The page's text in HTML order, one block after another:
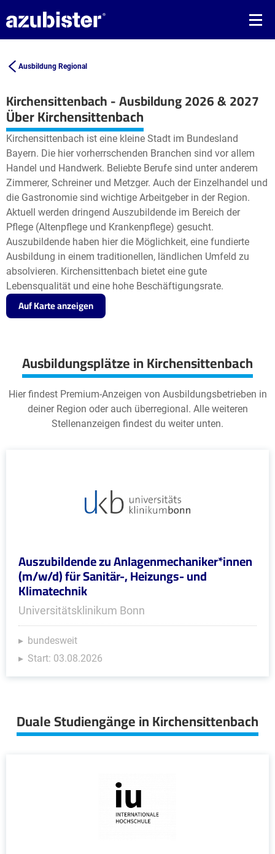
Ausbildung Regional
Kirchensittenbach - Ausbildung 2026 & 2027
+
−
Leaflet| ©OpenStreetMap2 contributors
Über Kirchensittenbach
Kirchensittenbach ist eine kleine Stadt im Bundesland
Bayern. Die hier vorherrschenden Branchen sind vor allem
Handel und Handwerk. Beliebte Berufe sind unter anderem
Zimmerer, Schreiner und Metzger. Auch der Einzelhandel und
die Gastronomie sind wichtige Arbeitgeber in der Region.
Aktuell werden dringend Auszubildende im Bereich der
Pflege (Altenpflege und Krankenpflege) gesucht.
Auszubildende haben hier die Möglichkeit, eine fundierte
Ausbildung in einem traditionellen, ländlichen Umfeld zu
absolvieren. Kirchensittenbach bietet eine gute
Lebensqualität und eine hohe Beschäftigungsrate.
Auf Karte anzeigen
Ausbildungsplätze in Kirchensittenbach
Hier findest Premium-Anzeigen von Ausbildungsbetrieben in
deiner Region oder auch überregional. Alle weiteren
Stellenanzeigen findest du weiter unten.
Auszubildende zu Anlagenmechaniker*innen
(m/w/d) für Sanitär-, Heizungs- und
Klimatechnik
Universitätsklinikum Bonn
bundesweit
Start: 03.08.2026
Duale Studiengänge in Kirchensittenbach